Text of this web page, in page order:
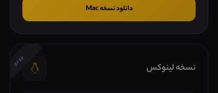
دانلود نسخه Mac
بزودی
نسخه لینوکس